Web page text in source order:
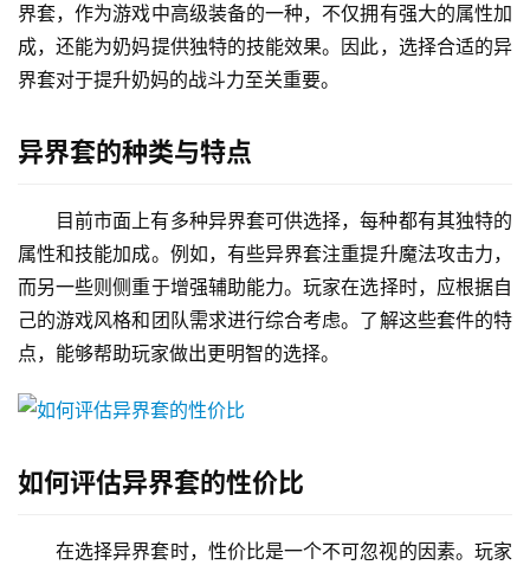
界套，作为游戏中高级装备的一种，不仅拥有强大的属性加
成，还能为奶妈提供独特的技能效果。因此，选择合适的异
界套对于提升奶妈的战斗力至关重要。
异界套的种类与特点
目前市面上有多种异界套可供选择，每种都有其独特的
属性和技能加成。例如，有些异界套注重提升魔法攻击力，
而另一些则侧重于增强辅助能力。玩家在选择时，应根据自
己的游戏风格和团队需求进行综合考虑。了解这些套件的特
点，能够帮助玩家做出更明智的选择。
如何评估异界套的性价比
在选择异界套时，性价比是一个不可忽视的因素。玩家